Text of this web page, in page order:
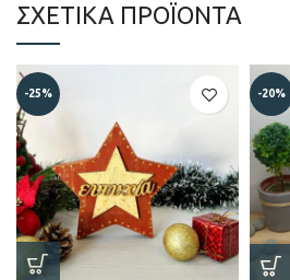
ΣΧΕΤΙΚΆ ΠΡΟΪΌΝΤΑ
-25% -20%